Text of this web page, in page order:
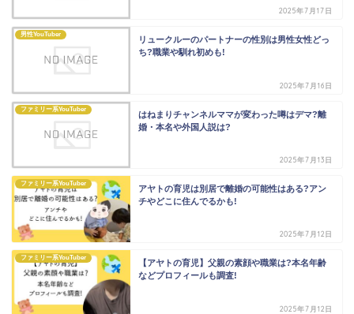
2025年7月17日
男性YouTuber
リュークルーのパートナーの性別は男性女性どっ
ち?職業や馴れ初めも!
2025年7月16日
ファミリー系YouTuber
はねまりチャンネルママが変わった噂はデマ?離
婚・本名や外国人説は?
2025年7月13日
ファミリー系YouTuber
アヤトの育児は別居で離婚の可能性はある?アン
チやどこに住んでるかも!
2025年7月12日
ファミリー系YouTuber
【アヤトの育児】父親の素顔や職業は?本名年齢
などプロフィールも調査!
2025年7月12日